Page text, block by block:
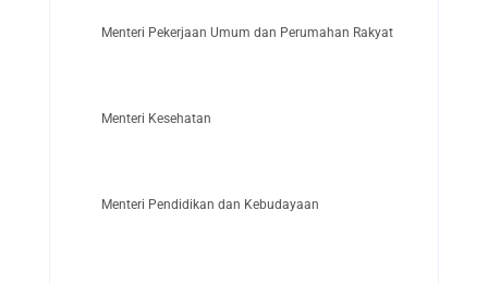
Menteri Pekerjaan Umum dan Perumahan Rakyat
Menteri Kesehatan
Menteri Pendidikan dan Kebudayaan